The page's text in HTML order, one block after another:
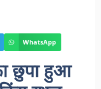
WhatsApp
छुपा हुआ